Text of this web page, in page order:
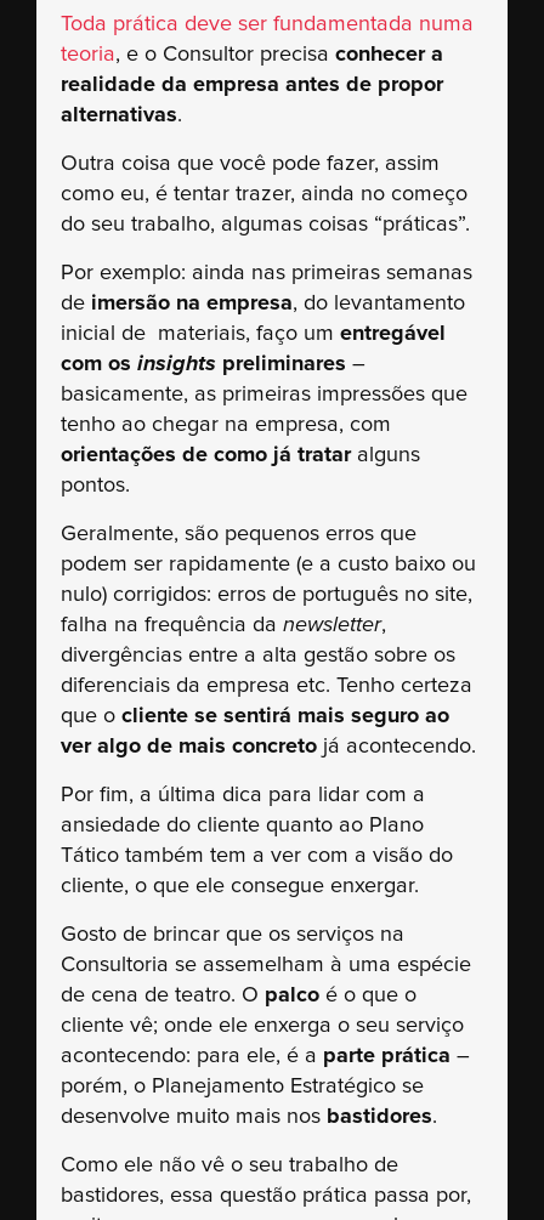
Toda prática deve ser fundamentada numa
teoria, e o Consultor precisa conhecer a
realidade da empresa antes de propor
alternativas.
Outra coisa que você pode fazer, assim
como eu, é tentar trazer, ainda no começo
do seu trabalho, algumas coisas “práticas”.
Por exemplo: ainda nas primeiras semanas
de imersão na empresa, do levantamento
inicial de materiais, faço um entregável
com os insights preliminares –
basicamente, as primeiras impressões que
tenho ao chegar na empresa, com
orientações de como já trataralguns
pontos.
Geralmente, são pequenos erros que
podem ser rapidamente (e a custo baixo ou
nulo) corrigidos: erros de português no site,
falha na frequência da newsletter,
divergências entre a alta gestão sobre os
diferenciais da empresa etc. Tenho certeza
que o cliente se sentirá mais seguro ao
ver algo de mais concreto já acontecendo.
Por fim, a última dica para lidar com a
ansiedade do cliente quanto ao Plano
Tático também tem a ver com a visão do
cliente, o que ele consegue enxergar.
Gosto de brincar que os serviços na
Consultoria se assemelham à uma espécie
de cena de teatro. O palco é o que o
cliente vê; onde ele enxerga o seu serviço
acontecendo: para ele, é a parte prática –
porém, o Planejamento Estratégico se
desenvolve muito mais nos bastidores.
Como ele não vê o seu trabalho de
bastidores, essa questão prática passa por,